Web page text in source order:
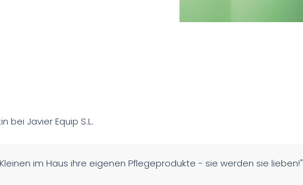
bei Javier Equip S.L.
im Haus ihre eigenen Pflegeprodukte - sie werden sie lieben!"